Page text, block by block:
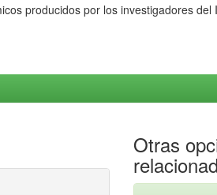
producidos por los investigadores del
Otras